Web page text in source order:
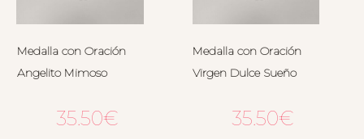
Medalla con Oración
Angelito Mimoso
35.50€
Medalla con Oración
Virgen Dulce Sueño
35.50€